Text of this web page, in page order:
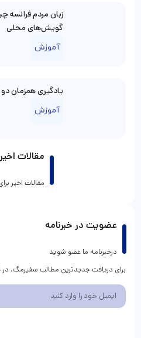
مقالات اخیر
مقالات اخیر
زبان مردم فرانسه
گویش‌های محلی
آموزش
یادگیری همزمان
آموزش
عضویت در خبرنامه
درخبرنامه ما عضو شوید
برای دریافت جدیدترین مطالب سفیرمگ،